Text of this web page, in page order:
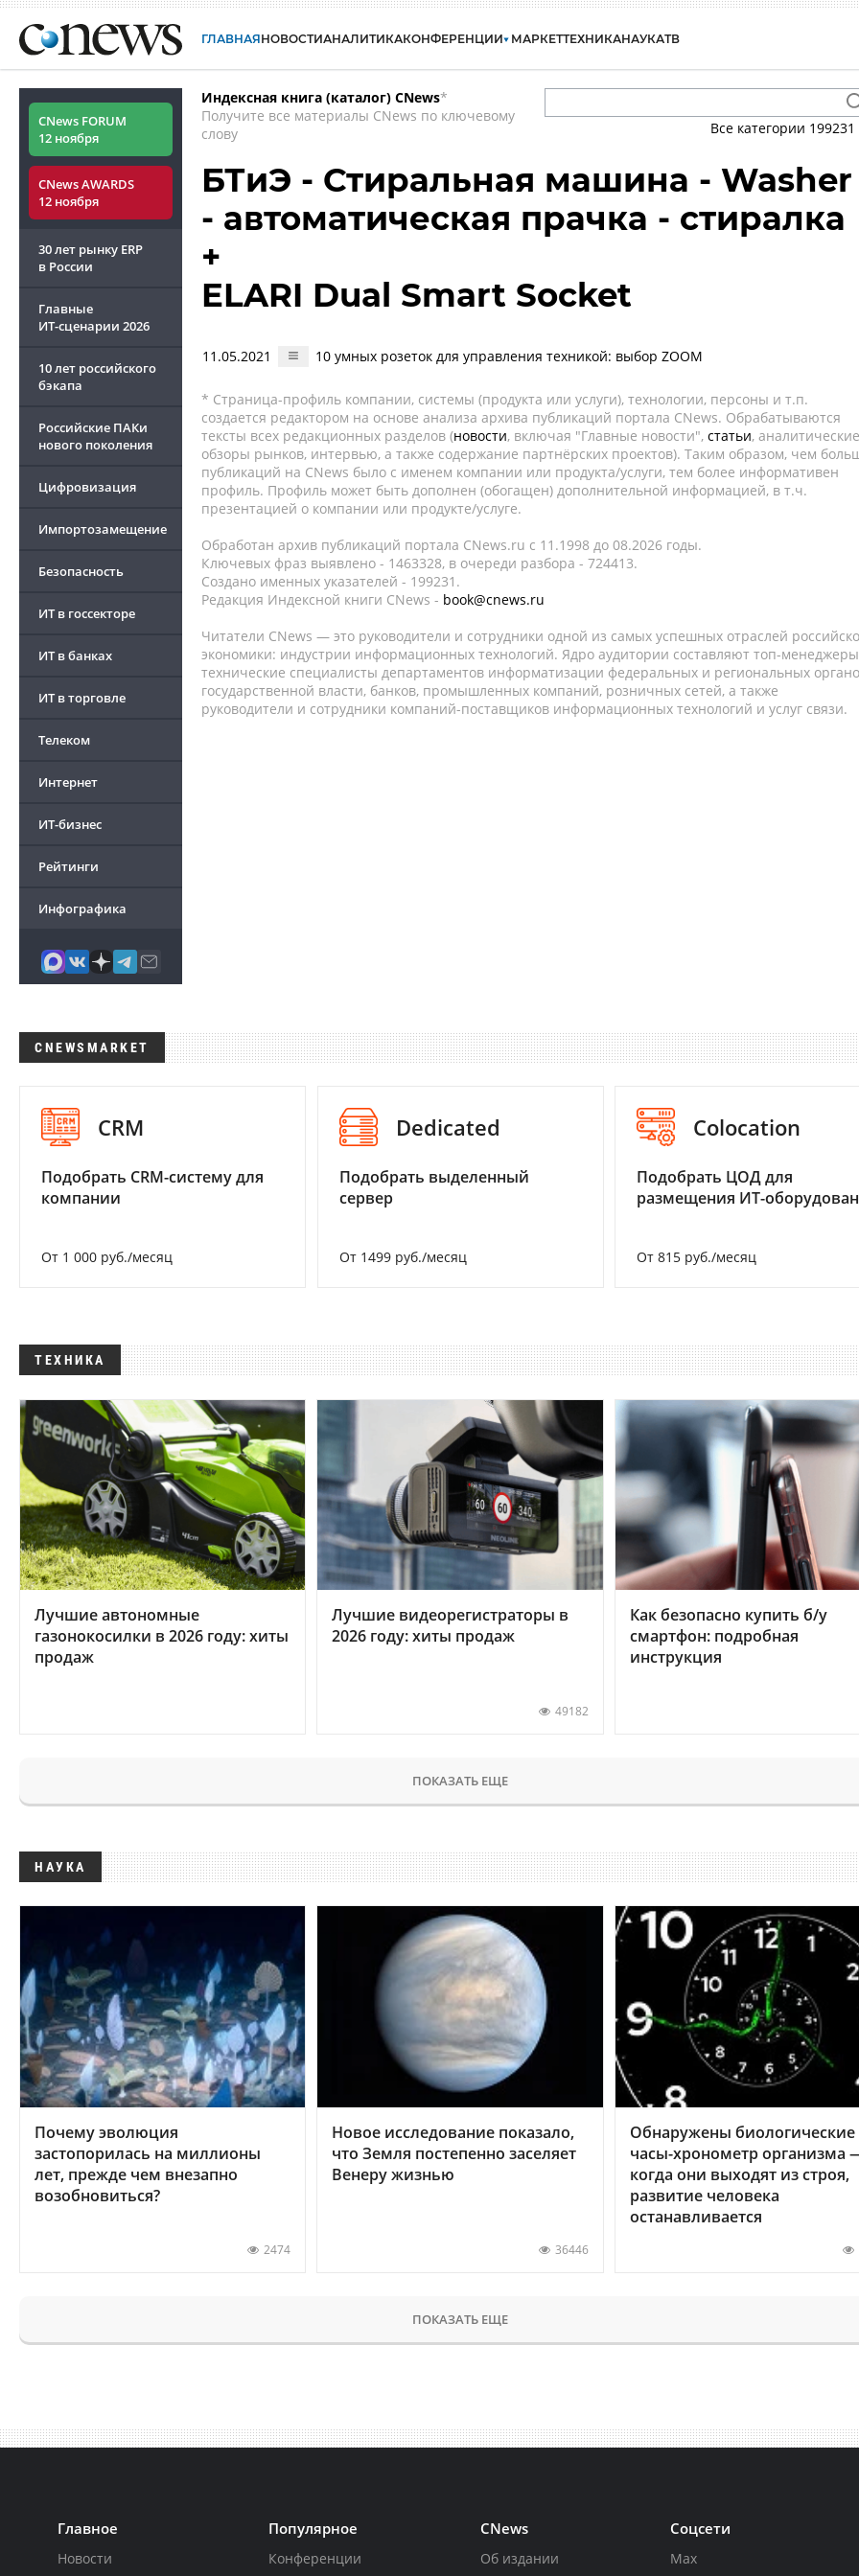
ГЛАВНАЯНОВОСТИАНАЛИТИКАКОНФЕРЕНЦИИ МАРКЕТТЕХНИКАНАУКАТВ
CNews FORUM
12 ноября
CNews AWARDS
12 ноября
30 лет рынку ERP
в России
Главные
ИТ-сценарии 2026
10 лет российского
бэкапа
Российские ПАКи
нового поколения
Цифровизация
Импортозамещение
Безопасность
ИТ в госсекторе
ИТ в банках
ИТ в торговле
Телеком
Интернет
ИТ-бизнес
Рейтинги
Инфографика
Индексная книга (каталог) CNews*
Получите все материалы CNews по ключевому
слову
Все категории 199231
БТиЭ - Стиральная машина - Washer
- автоматическая прачка - стиралка
+
ELARI Dual Smart Socket
11.05.2021 10 умных розеток для управления техникой: выбор ZOOM
* Страница-профиль компании, системы (продукта или услуги), технологии, персоны и т.п.
создается редактором на основе анализа архива публикаций портала CNews. Обрабатываются
тексты всех редакционных разделов (новости, включая "Главные новости", статьи, аналитические
обзоры рынков, интервью, а также содержание партнёрских проектов). Таким образом, чем
публикаций на CNews было с именем компании или продукта/услуги, тем более информативен
профиль. Профиль может быть дополнен (обогащен) дополнительной информацией, в т.ч.
презентацией о компании или продукте/услуге.
Обработан архив публикаций портала CNews.ru c 11.1998 до 08.2026 годы.
Ключевых фраз выявлено - 1463328, в очереди разбора - 724413.
Создано именных указателей - 199231.
Редакция Индексной книги CNews - book@cnews.ru
Читатели CNews — это руководители и сотрудники одной из самых успешных отраслей
экономики: индустрии информационных технологий. Ядро аудитории составляют топ-
технические специалисты департаментов информатизации федеральных и региональных
государственной власти, банков, промышленных компаний, розничных сетей, а также
руководители и сотрудники компаний-поставщиков информационных технологий и услуг связи.
CNEWSMARKET
CRM
Подобрать CRM-систему для
компании
От 1 000 руб./месяц
Dedicated
Подобрать выделенный
сервер
От 1499 руб./месяц
Colocation
Подобрать ЦОД для
размещения ИТ-
От 815 руб./месяц
ТЕХНИКА
Лучшие автономные
газонокосилки в 2026 году: хиты
продаж
Лучшие видеорегистраторы в
2026 году: хиты продаж
49182
Как безопасно купить б/у
смартфон: подробная
инструкция
ПОКАЗАТЬ ЕЩЕ
НАУКА
Почему эволюция
застопорилась на миллионы
лет, прежде чем внезапно
возобновиться?
2474
Новое исследование показало,
что Земля постепенно заселяет
Венеру жизнью
36446
Обнаружены биологические
часы-хронометр организма
когда они выходят из строя,
развитие человека
останавливается
ПОКАЗАТЬ ЕЩЕ
Главное
Новости
Популярное
Конференции
CNews
Об издании
Соцсети
Max